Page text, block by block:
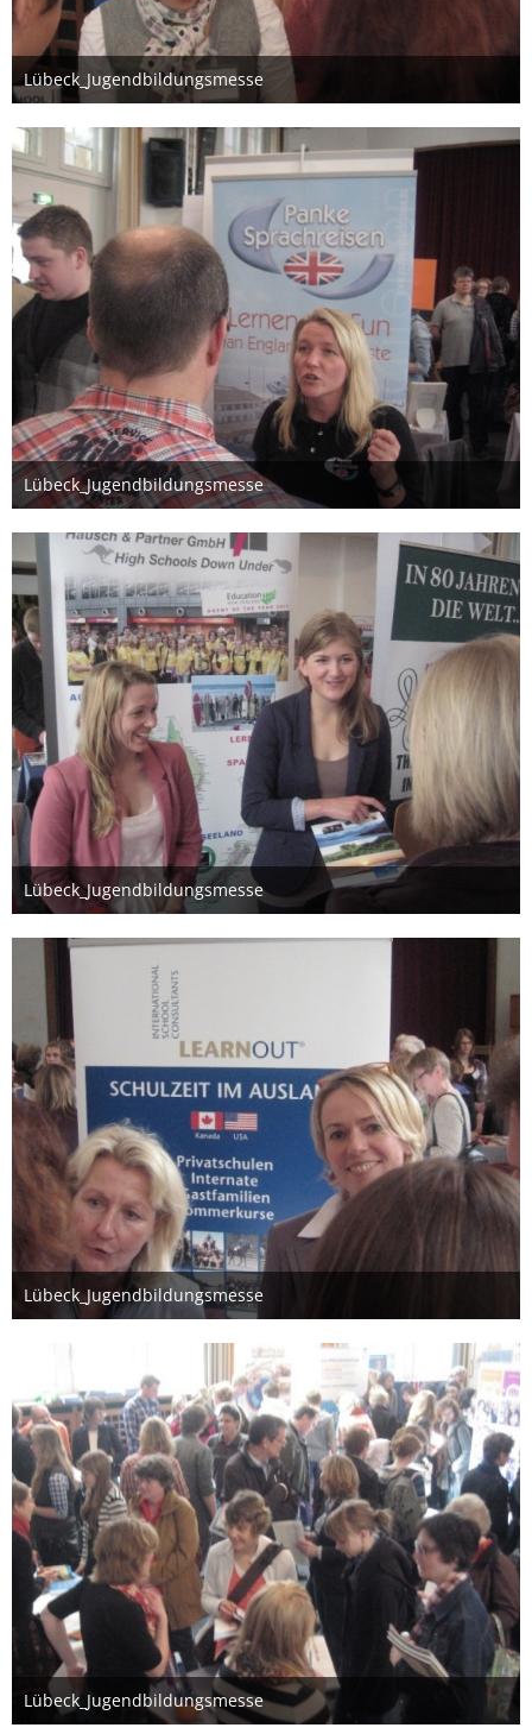
Lübeck_Jugendbildungsmesse
26. März 2012
Lübeck_Jugendbildungsmesse
26. März 2012
Lübeck_Jugendbildungsmesse
26. März 2012
Lübeck_Jugendbildungsmesse
26. März 2012
Lübeck_Jugendbildungsmesse
26. März 2012